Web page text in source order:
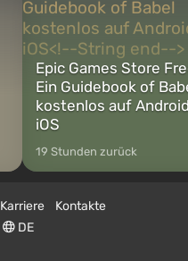
Epic Games Store
Ein Guidebook of
kostenlos auf
iOS
19 Stunden zurück
Karriere
Kontakte
DE